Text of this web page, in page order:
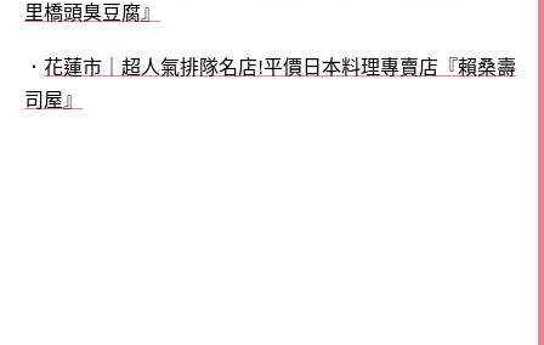
里橋頭臭豆腐』
． 花蓮市｜超人氣排隊名店!平價日本料理專賣店『賴桑壽
司屋』